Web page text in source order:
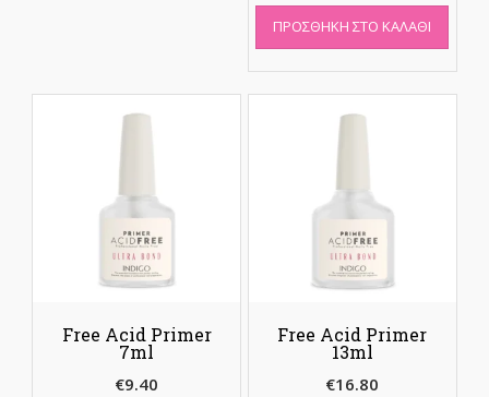
ΠΡΟΣΘΉΚΗ ΣΤΟ ΚΑΛΆΘΙ
Free Acid Primer
13ml
€16.80
Free Acid Primer
7ml
€9.40